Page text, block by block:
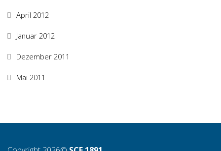
April 2012
Januar 2012
Dezember 2011
Mai 2011